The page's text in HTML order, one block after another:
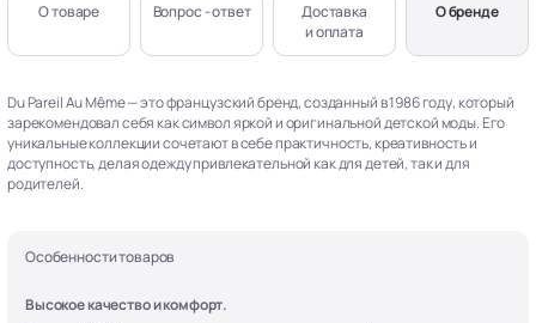
О товаре Вопрос - ответ
Доставка
и оплата
О бренде
Du Pareil Au Même — это французский бренд, созданный в 1986 году, который
зарекомендовал себя как символ яркой и оригинальной детской моды. Его
уникальные коллекции сочетают в себе практичность, креативность и
доступность, делая одежду привлекательной как для детей, так и для
родителей.
Особенности товаров
Высокое качество и комфорт.